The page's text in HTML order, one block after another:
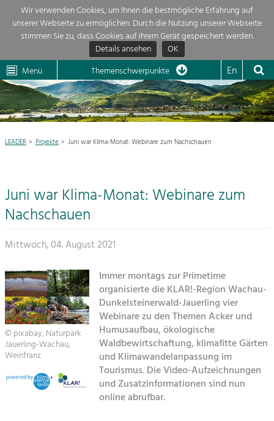
Wir verwenden Cookies, um Ihnen die bestmögliche Erfahrung auf
unserer Webseite zu ermöglichen. Durch die Nutzung unserer Webseite
stimmen Sie zu, dass Cookies auf Ihrem Gerät gespeichert werden.
Details ansehen
OK
Dunkelsteinerwald Klima
Menü Themenschwerpunkte En
Aktuelles 
Region 
Projekte
Mein Projekt 
Suche
Impressum
Sitemap
Kontakt
Themenübersicht
Die Regionalentwicklung in unserer Region ist sehr vielfältig. Deshalb
geben wir hier eine Übersicht über unsere Themenschwerpunkte. Für
mehr Informationen einfach das Thema anklicken und schon werden alle
Projekte in diesem Kontext angezeigt.
Natur- &
Baukultur
Ortsbild, Baukultur und nachhaltiges
Siedlungswesen.
Land- & Forstwirtschaft
Kulturlandschaft.
Tourismus
Angebotsentwicklung und
Positionierung.
Kunst & Kultur
Handwerk, Wissenschaft und Forschung.
LEADER Projekte Juni war Klima-Monat: Webinare zum Nachschauen
Juni war Klima-Monat: Webinare zum
Nachschauen
Mittwoch, 04. August 2021
© pixabay, Naturpark
Jauerling-Wachau,
Weinfranz
Immer montags zur Primetime
organisierte die KLAR!-Region Wachau-
Dunkelsteinerwald-Jauerling vier
Webinare zu den Themen Acker und
Humusaufbau, ökologische
Waldbewirtschaftung, klimafitte Gärten
und Klimawandelanpassung im
Tourismus. Die Video-Aufzeichnungen
und Zusatzinformationen sind nun
online abrufbar.